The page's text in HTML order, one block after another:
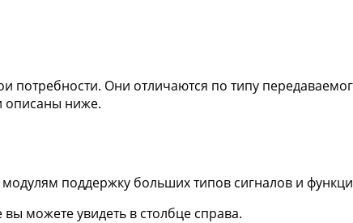
Они отличаются по типу
описаны ниже.
поддержку больших типов сигналов и
можете увидеть в столбце справа.